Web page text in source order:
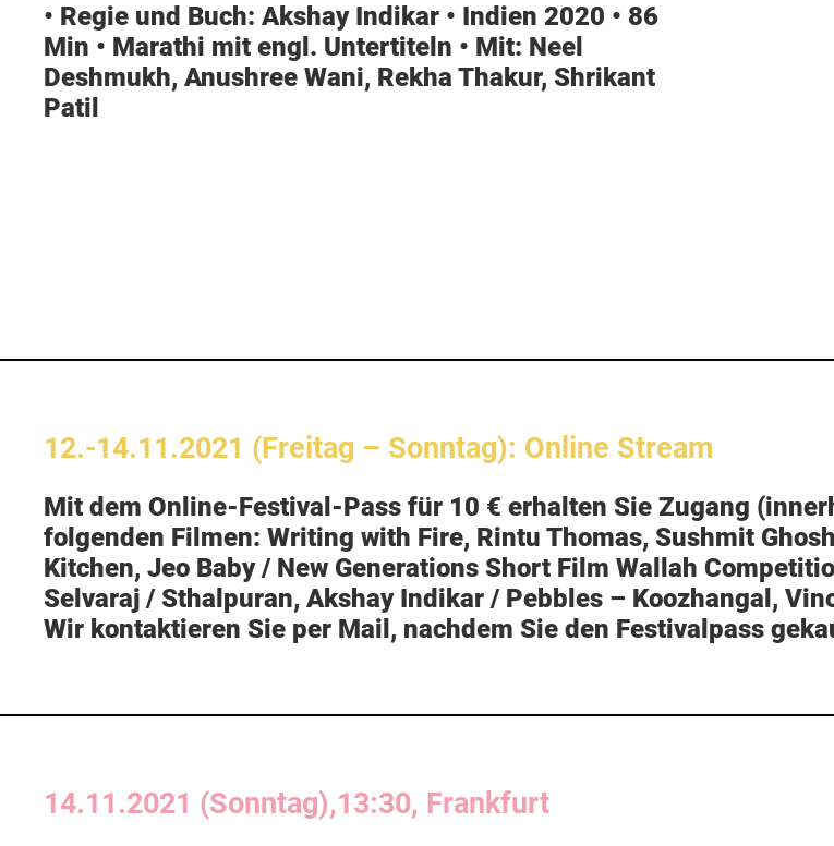
• Regie und Buch: Akshay Indikar • Indien 2020 • 86
Min • Marathi mit engl. Untertiteln • Mit: Neel
Deshmukh, Anushree Wani, Rekha Thakur, Shrikant
Patil
12.-14.11.2021 (Freitag – Sonntag): Online Stream
Mit dem Online-Festival-Pass für 10 € erhalten Sie Zugang
folgenden Filmen: Writing with Fire, Rintu Thomas, Sushmit Ghosh
Kitchen, Jeo Baby/ New Generations Short Film Wallah
Selvaraj / Sthalpuran, Akshay Indikar /Pebbles – Koozhangal,
Wir kontaktieren Sie per Mail, nachdem Sie den Festivalpass
14.11.2021 (Sonntag),13:30, Frankfurt